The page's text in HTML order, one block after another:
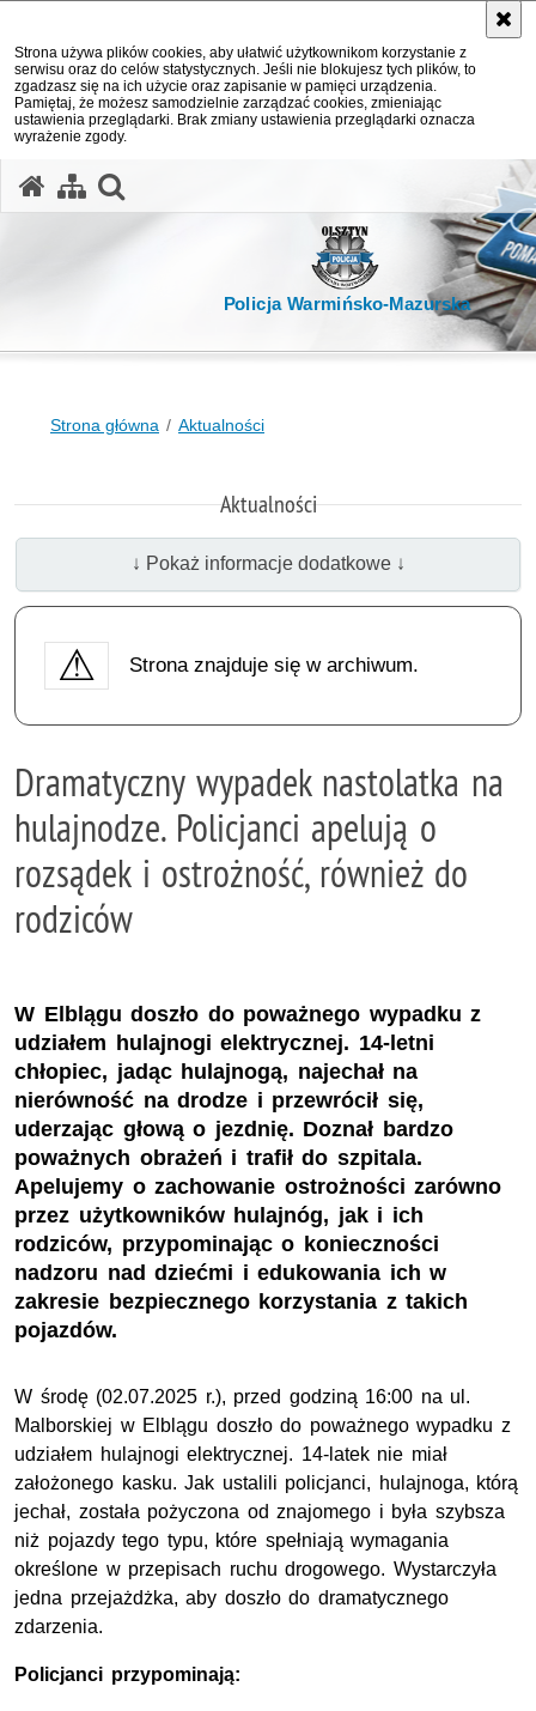
Strona używa plików cookies, aby ułatwić użytkownikom korzystanie z
serwisu oraz do celów statystycznych. Jeśli nie blokujesz tych plików, to
zgadzasz się na ich użycie oraz zapisanie w pamięci urządzenia.
Pamiętaj, że możesz samodzielnie zarządzać cookies, zmieniając
ustawienia przeglądarki. Brak zmiany ustawienia przeglądarki oznacza
wyrażenie zgody.
Policja Warmińsko-Mazurska
Strona główna Aktualności
Aktualności
↓ Pokaż informacje dodatkowe ↓
Strona znajduje się w archiwum.
Dramatyczny wypadek nastolatka na
hulajnodze. Policjanci apelują o
rozsądek i ostrożność, również do
rodziców
W Elblągu doszło do poważnego wypadku z
udziałem hulajnogi elektrycznej. 14-letni
chłopiec, jadąc hulajnogą, najechał na
nierówność na drodze i przewrócił się,
uderzając głową o jezdnię. Doznał bardzo
poważnych obrażeń i trafił do szpitala.
Apelujemy o zachowanie ostrożności zarówno
przez użytkowników hulajnóg, jak i ich
rodziców, przypominając o konieczności
nadzoru nad dziećmi i edukowania ich w
zakresie bezpiecznego korzystania z takich
pojazdów.
W środę (02.07.2025 r.), przed godziną 16:00 na ul.
Malborskiej w Elblągu doszło do poważnego wypadku z
udziałem hulajnogi elektrycznej. 14-latek nie miał
założonego kasku. Jak ustalili policjanci, hulajnoga, którą
jechał, została pożyczona od znajomego i była szybsza
niż pojazdy tego typu, które spełniają wymagania
określone w przepisach ruchu drogowego. Wystarczyła
jedna przejażdżka, aby doszło do dramatycznego
zdarzenia.
Policjanci przypominają: